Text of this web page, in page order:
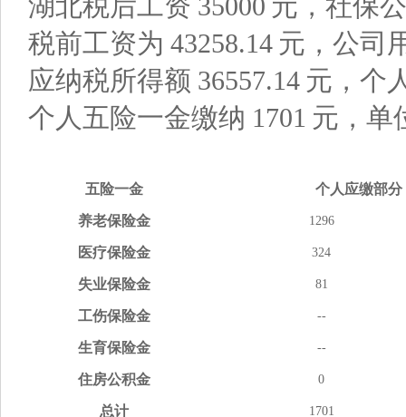
税前工资为 43258.14元，公司
应纳税所得额 36557.14元，个
个人五险一金缴纳 1701 元，单
五险一金 个人应缴部分
养老保险金 1296
医疗保险金 324
失业保险金 81
工伤保险金 --
生育保险金 --
住房公积金 0
总计 1701